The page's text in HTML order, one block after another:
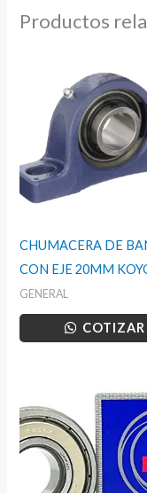
Productos
CHUMACERA DE
CON EJE 20MM
GENERAL
COTIZAR